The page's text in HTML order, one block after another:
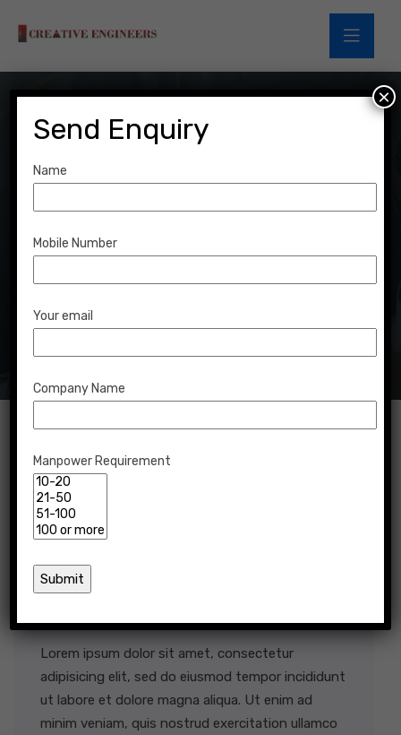
Archives:Services
Home Services Services
COMMENTS
Lorem ipsum dolor sit amet, consectetur
adipisicing elit, sed do eiusmod tempor incididunt
ut labore et dolore magna aliqua. Ut enim ad
minim veniam, quis nostrud exercitation ullamco
Send Enquiry
Name
Mobile Number
Your email
Company Name
Manpower Requirement
×